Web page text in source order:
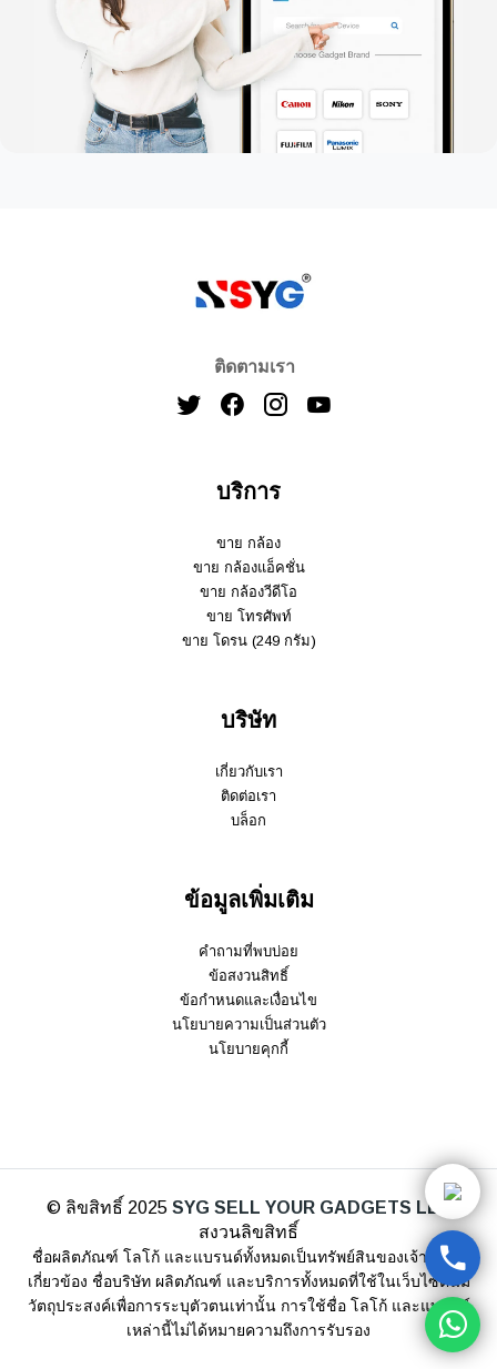
ติดตามเรา
บริการ
ขาย กล้อง
ขาย กล้องแอ็คชั่น
ขาย กล้องวีดีโอ
ขาย โทรศัพท์
ขาย โดรน (249 กรัม)
บริษัท
เกี่ยวกับเรา
ติดต่อเรา
บล็อก
ข้อมูลเพิ่มเติม
คำถามที่พบบ่อย
ข้อสงวนสิทธิ์
ข้อกำหนดและเงื่อนไข
นโยบายความเป็นส่วนตัว
นโยบายคุกกี้
© ลิขสิทธิ์ 2025 SYG SELL YOUR GADGETS LLP
สงวนลิขสิทธิ์
ชื่อผลิตภัณฑ์ โลโก้ และแบรนด์ทั้งหมดเป็นทรัพย์สินของเจ้าของที่
เกี่ยวข้อง ชื่อบริษัท ผลิตภัณฑ์ และบริการทั้งหมดที่ใช้ในเว็บไซต์นี้มี
วัตถุประสงค์เพื่อการระบุตัวตนเท่านั้น การใช้ชื่อ โลโก้ และแบรนด์
เหล่านี้ไม่ได้หมายความถึงการรับรอง